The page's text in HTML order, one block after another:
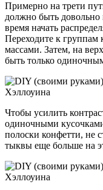
Примерно на трети
должно быть
время начать
Переходите к группам
массами. Затем, на
быть только
Чтобы усилить
одиночными
полоски конфетти, не
тыквы еще больше на